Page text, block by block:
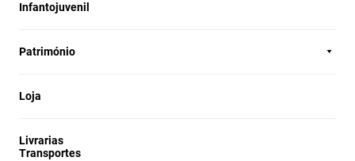
Infantojuvenil
Património
Loja
Livrarias
Transportes